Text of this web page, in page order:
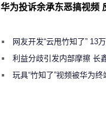
华为投诉余承东恶搞视频
网友开发“云甩竹知了” 13
利益分歧引发内部摩擦 长
师驱逐出研发基地
玩具“竹知了”视频被华为